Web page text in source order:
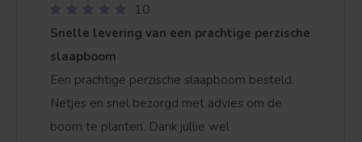
10
Snelle levering van een prachtige perzische
slaapboom
Een prachtige perzische slaapboom besteld.
Netjes en snel bezorgd met advies om de
boom te planten. Dank jullie wel